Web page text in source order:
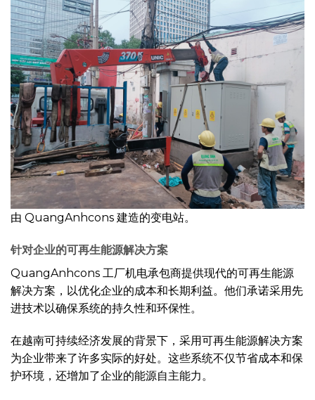
由 QuangAnhcons 建造的变电站。
针对企业的可再生能源解决方案
QuangAnhcons 工厂机电承包商提供现代的可再生能源
解决方案，以优化企业的成本和长期利益。他们承诺采用先
进技术以确保系统的持久性和环保性。
在越南可持续经济发展的背景下，采用可再生能源解决方案
为企业带来了许多实际的好处。这些系统不仅节省成本和保
护环境，还增加了企业的能源自主能力。